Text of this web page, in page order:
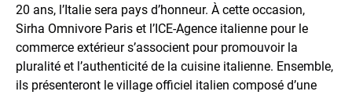
20 ans, l’Italie sera pays d’honneur. À cette occasion,
Sirha Omnivore Paris et l’ICE-Agence italienne pour le
commerce extérieur s’associent pour promouvoir la
pluralité et l’authenticité de la cuisine italienne. Ensemble,
ils présenteront le village officiel italien composé d’une